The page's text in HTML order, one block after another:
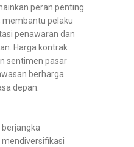
peran penting
membantu pelaku
penawaran dan
Harga kontrak
sentimen pasar
berharga
depan.
berjangka